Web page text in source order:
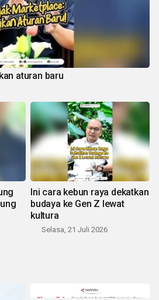
aturan baru
Ini cara kebun raya dekatkan
budaya ke Gen Z lewat
kultura
Selasa, 21 Juli 2026